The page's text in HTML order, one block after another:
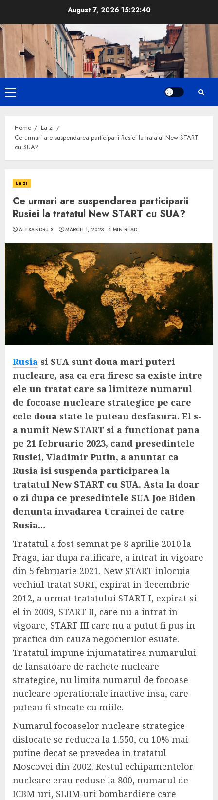
content
August 7, 202615:22:41
Primary
Menu
Home
La zi
Ce urmari are suspendarea participarii Rusiei la tratatul New START
cu SUA?
La zi
Ce urmari are suspendarea participarii
Rusiei la tratatul New START cu SUA?
ALEXANDRU S. MARCH 1, 2023 4 MIN READ
Rusia si SUA sunt doua mari puteri
nucleare, asa ca era firesc sa existe intre
ele un tratat care sa limiteze numarul
de focoase nucleare strategice pe care
cele doua state le puteau desfasura. El s-
a numit New START si a functionat pana
pe 21 februarie 2023, cand presedintele
Rusiei, Vladimir Putin, a anuntat ca
Rusia isi suspenda participarea la
tratatul New START cu SUA. Asta la doar
o zi dupa ce presedintele SUA Joe Biden
denunta invadarea Ucrainei de catre
Rusia…
Tratatul a fost semnat pe 8 aprilie 2010 la
Praga, iar dupa ratificare, a intrat in vigoare
din 5 februarie 2021. New START inlocuia
vechiul tratat SORT, expirat in decembrie
2012, a urmat tratatului START I, expirat si
el in 2009, START II, care nu a intrat in
vigoare, START III care nu a putut fi pus in
practica din cauza negocierilor esuate.
Tratatul impune injumatatirea numarului
de lansatoare de rachete nucleare
strategice, nu limita numarul de focoase
nucleare operationale inactive insa, care
puteau fi stocate cu miile.
Numarul focoaselor nucleare strategice
dislocate se reducea la 1.550, cu 10% mai
putine decat se prevedea in tratatul
Moscovei din 2002. Restul echipamentelor
nucleare erau reduse la 800, numarul de
ICBM-uri, SLBM-uri bombardiere care